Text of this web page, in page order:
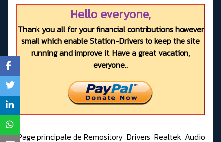
Hello everyone,
Thank you all for your financial contributions however
small which enable Station-Drivers to keep the site
running and improve it. Have a great vacation,
everyone..
Page principale de Remository Drivers Realtek Audio